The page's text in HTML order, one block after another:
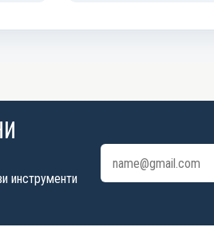
инструменти
Имейл адрес